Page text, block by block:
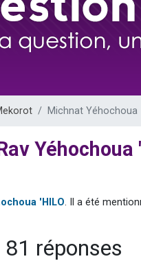
reste 49 places pour étudier en
vient de donner son Maasser
personnes viennent de faire un
Michnat Yéhochoua
Yéhochoua
'HILO. Il a été
réponses